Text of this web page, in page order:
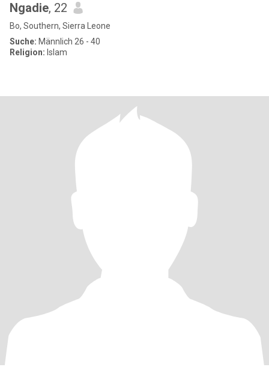
Ngadie, 22
Bo, Southern, Sierra Leone
Suche: Männlich 26 - 40
Religion: Islam